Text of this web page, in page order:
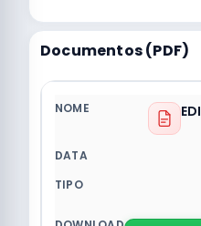
Documentos (PDF)